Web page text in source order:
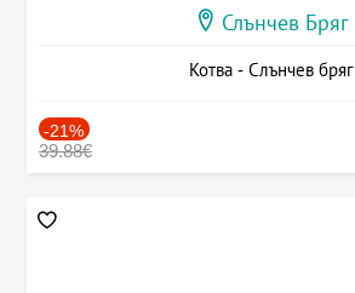
Слънчев Бряг
Котва - Слънчев бряг
-21%
39.88€